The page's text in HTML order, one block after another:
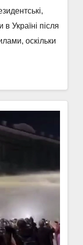
Україні після
оскільки